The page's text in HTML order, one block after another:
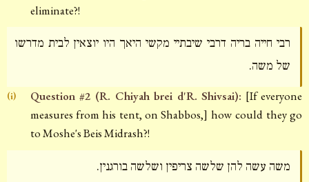
eliminate?!
רבי חייה בריה דרבי שיבתיי מקשי היאך היו יוצאין לבית מדרשו
של משה.
(i) Question #2 (R. Chiyah brei d'R. Shivsai): [If everyone
measures from his tent, on Shabbos,] how could they go
to Moshe's Beis Midrash?!
משה עשה להן שלשה צריפין ושלשה בורגנין.